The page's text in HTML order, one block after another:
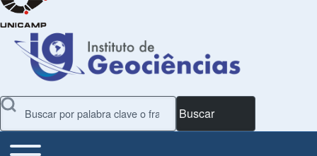
Buscar
Toggle main menu